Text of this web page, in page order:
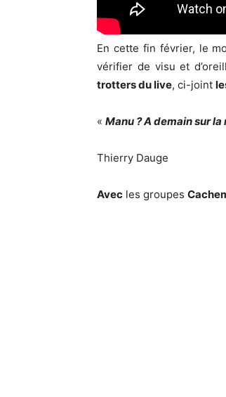
En cette fin février, le
vérifier de visu et
trotters du live, ci-joint
« Manu ? A demain sur la
Thierry Dauge
Avec les groupes